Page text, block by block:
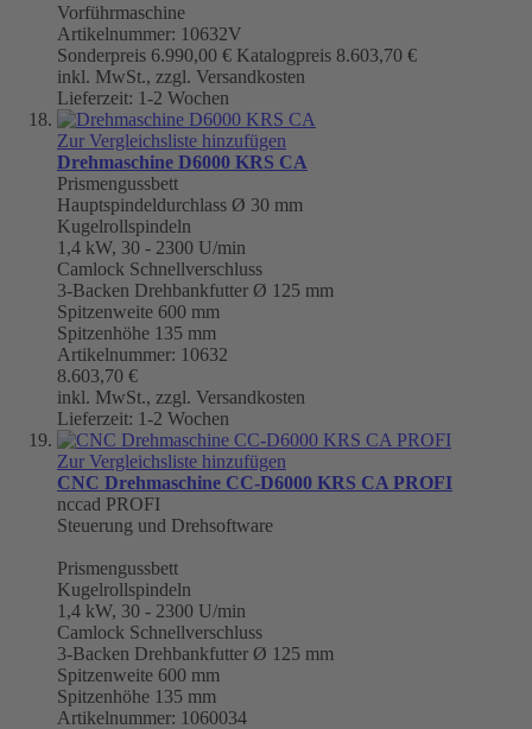
Vorführmaschine
Artikelnummer: 10632V
Sonderpreis 6.990,00 € Katalogpreis 8.603,70 €
inkl. MwSt., zzgl. Versandkosten
Lieferzeit: 1-2 Wochen
Zur Vergleichsliste hinzufügen
Drehmaschine D6000 KRS CA
Prismengussbett
Hauptspindeldurchlass Ø 30 mm
Kugelrollspindeln
1,4 kW, 30 - 2300 U/min
Camlock Schnellverschluss
3-Backen Drehbankfutter Ø 125 mm
Spitzenweite 600 mm
Spitzenhöhe 135 mm
Artikelnummer: 10632
8.603,70 €
inkl. MwSt., zzgl. Versandkosten
Lieferzeit: 1-2 Wochen
Zur Vergleichsliste hinzufügen
CNC Drehmaschine CC-D6000 KRS CA PROFI
nccad PROFI
Steuerung und Drehsoftware
Prismengussbett
Kugelrollspindeln
1,4 kW, 30 - 2300 U/min
Camlock Schnellverschluss
3-Backen Drehbankfutter Ø 125 mm
Spitzenweite 600 mm
Spitzenhöhe 135 mm
Artikelnummer: 1060034